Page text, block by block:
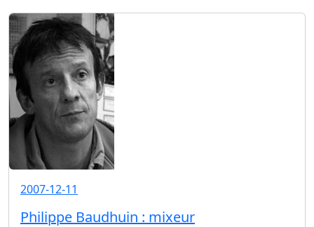
2007-12-11
Philippe Baudhuin : mixeur